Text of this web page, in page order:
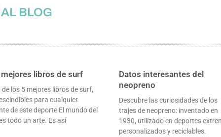
BLOG
libros de surf
los 5 mejores libros de surf,
para cualquier
de este deporte El mundo del
todo un arte. Es así
Datos interesantes del
neopreno
Descubre las curiosidades de los
trajes de neopreno: inventado en
1930, utilizado en deportes
personalizados y reciclables.